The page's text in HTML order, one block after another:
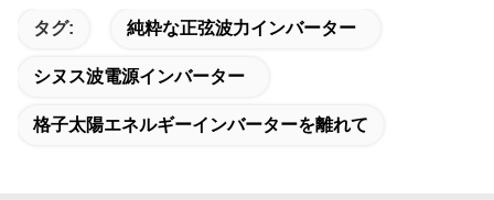
タグ: 純粋な正弦波力インバーター
シヌス波電源インバーター
格子太陽エネルギーインバーターを離れて